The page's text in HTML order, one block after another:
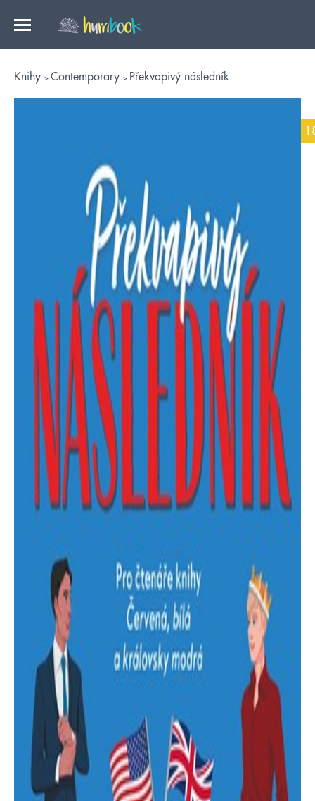
Knihy Contemporary Překvapivý následník